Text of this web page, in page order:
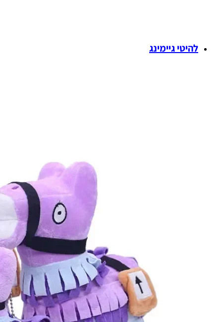
להיטי גיימינג